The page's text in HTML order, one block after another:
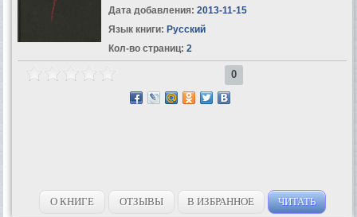
Дата добавления: 2013-11-15
Язык книги: Русский
Кол-во страниц: 2
0
О КНИГЕ ОТЗЫВЫ В ИЗБРАННОЕ ЧИТАТЬ